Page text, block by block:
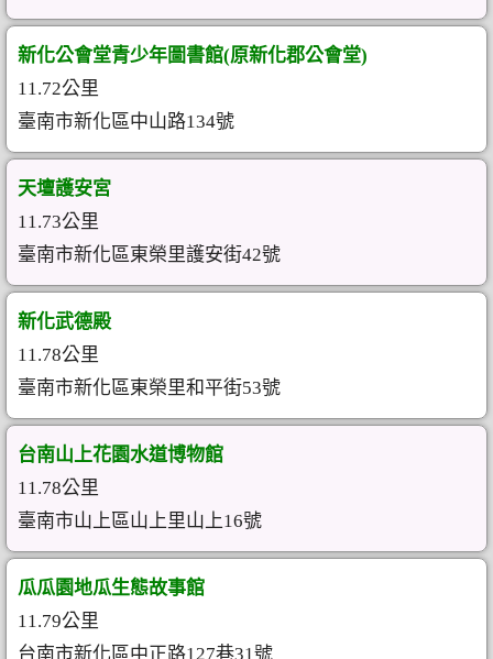
新化公會堂青少年圖書館(原新化郡公會堂)
11.72公里
臺南市新化區中山路134號
天壇護安宮
11.73公里
臺南市新化區東榮里護安街42號
新化武德殿
11.78公里
臺南市新化區東榮里和平街53號
台南山上花園水道博物館
11.78公里
臺南市山上區山上里山上16號
瓜瓜園地瓜生態故事館
11.79公里
台南市新化區中正路127巷31號